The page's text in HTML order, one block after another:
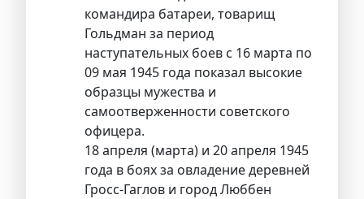
командира батареи, товарищ
Гольдман за период
наступательных боев с 16 марта по
09 мая 1945 года показал высокие
образцы мужества и
самоотверженности советского
офицера.
18 апреля (марта) и 20 апреля 1945
года в боях за овладение деревней
Гросс-Гаглов и город Люббен